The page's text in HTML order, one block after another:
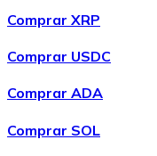
ComprarChainlink
LINK
Comprar XRP
Comprar USDC
Comprar ADA
Comprar SOL